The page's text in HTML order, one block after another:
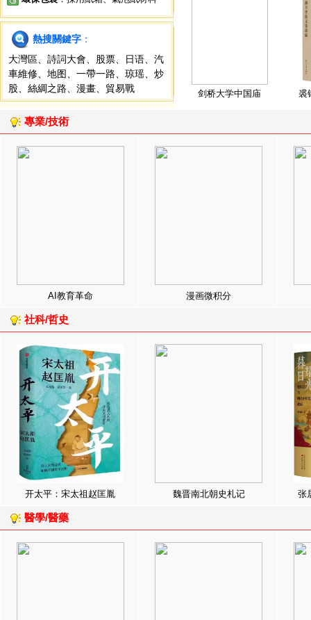
熱搜關鍵字 ：
大灣區
詩詞大會 股票 日语
汽
車維修
地图 一帶一路 琼瑶
炒
股
絲綢之路 漫畫 貿易戰 剑桥大学中国庙 裘
專業/技術
AI教育革命 漫画微积分
社科/哲史
开太平：宋太祖赵匡胤 魏晋南北朝史札记 张
醫學/醫藥